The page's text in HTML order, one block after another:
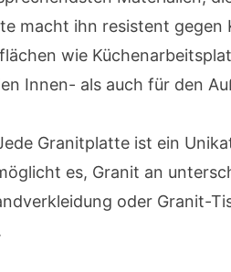
macht ihn resistent gegen
wie
Innen- als auch für den
Granitplatte ist ein
es, Granit an
oder Granit-